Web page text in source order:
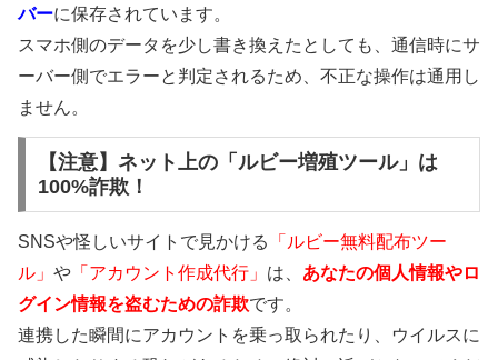
バーに保存されています。
スマホ側のデータを少し書き換えたとしても、通信時にサ
ーバー側でエラーと判定されるため、不正な操作は通用し
ません。
【注意】ネット上の「ルビー増殖ツール」は
100%詐欺！
SNSや怪しいサイトで見かける
「ルビー無料配布ツー
ル」 や 「アカウント作成代行」 は、 あなたの個人情報やロ
グイン情報を盗むための詐欺です。
連携した瞬間にアカウントを乗っ取られたり、ウイルスに